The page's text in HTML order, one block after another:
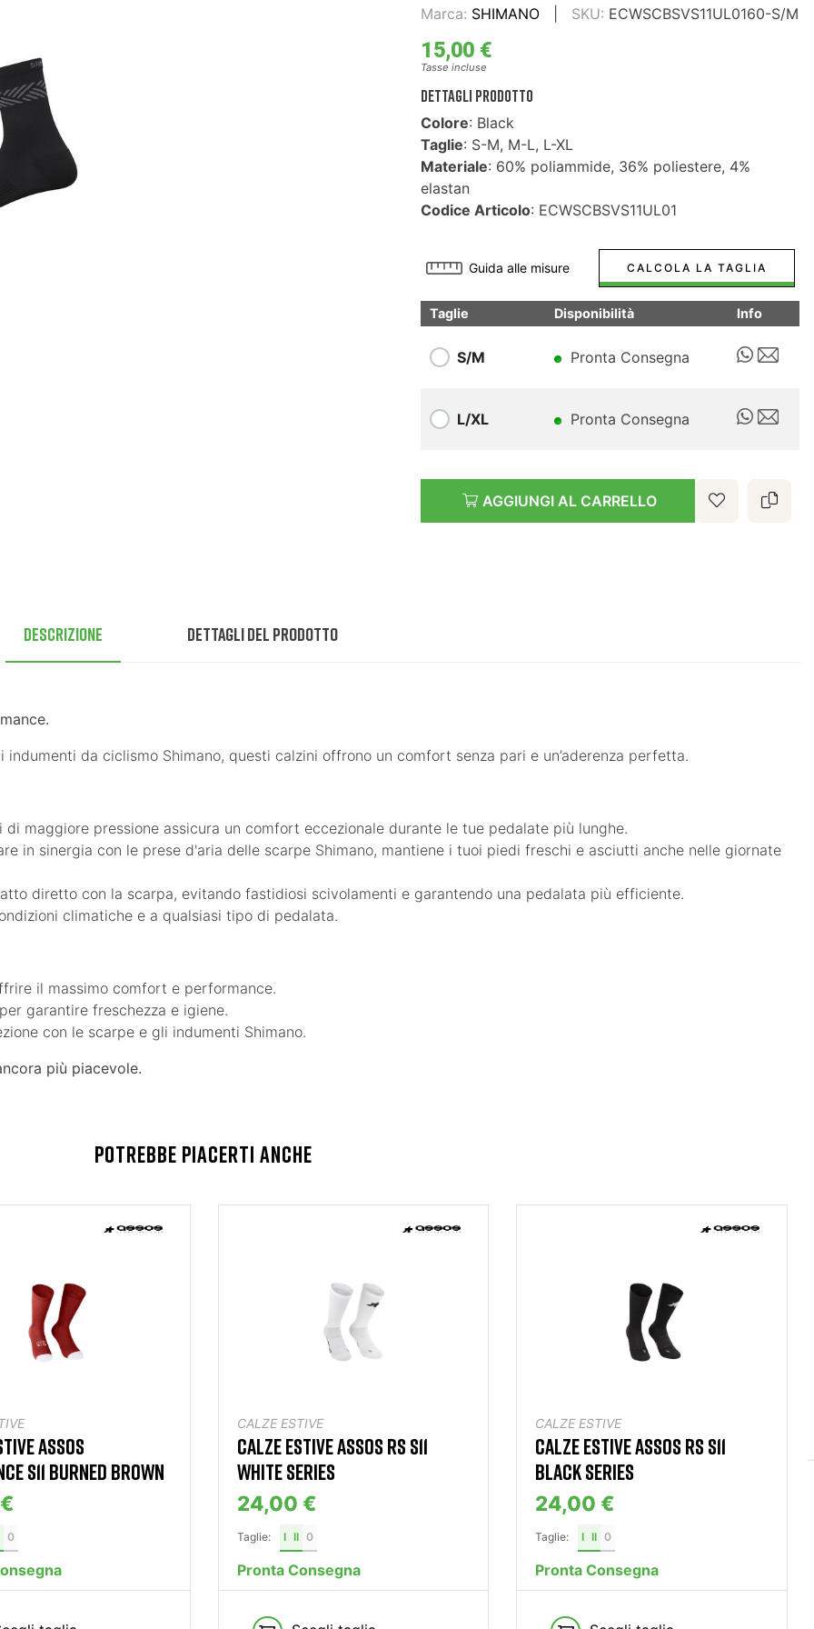
Marca: SHIMANO SKU: ECWSCBSVS11UL0160-S/M
15,00 €
Tasse incluse
DETTAGLI PRODOTTO
Colore: Black
Taglie: S-M, M-L, L-XL
Materiale: 60% poliammide, 36% poliestere, 4%
elastan
Codice Articolo: ECWSCBSVS11UL01
Guida alle misure CALCOLA LA TAGLIA
Taglie Disponibilità Info
S/M Pronta Consegna
L/XL Pronta Consegna
AGGIUNGI AL CARRELLO
Descrizione Dettagli del prodotto
da ciclismo Shimano, questi calzini offrono un comfort senza pari e un’aderenza perfetta.
maggiore pressione assicura un comfort eccezionale durante le tue pedalate più lunghe.
in sinergia con le prese d'aria delle scarpe Shimano, mantiene i tuoi piedi freschi e asciutti anche nelle giornate
diretto con la scarpa, evitando fastidiosi scivolamenti e garantendo una pedalata più efficiente.
climatiche e a qualsiasi tipo di pedalata.
il massimo comfort e performance.
garantire freschezza e igiene.
con le scarpe e gli indumenti Shimano.
più piacevole.
POTREBBE PIACERTI ANCHE
ASSOS
S11 BURNED BROWN
0
CALZE ESTIVE
CALZE ESTIVE ASSOS RS S11
WHITE SERIES
24,00 €
Taglie: I II 0
Pronta Consegna
CALZE ESTIVE
CALZE ESTIVE ASSOS RS S11
BLACK SERIES
24,00 €
Taglie: I II 0
Pronta Consegna